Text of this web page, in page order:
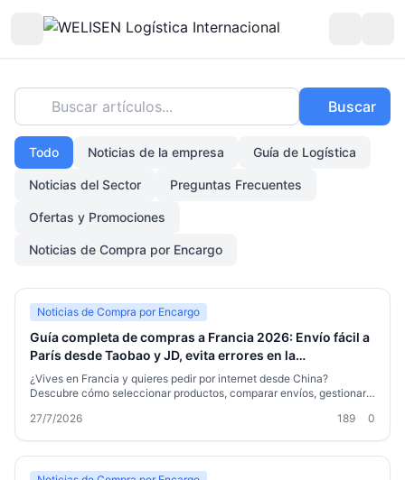
Buscar artículos... Buscar
Todo Noticias de la empresa Guía de Logística
Noticias del Sector Preguntas Frecuentes
Ofertas y Promociones
Noticias de Compra por Encargo
Noticias de Compra por Encargo
Guía completa de compras a Francia 2026: Envío fácil a
París desde Taobao y JD, evita errores en la
consolidación
¿Vives en Francia y quieres pedir por internet desde China?
Descubre cómo seleccionar productos, comparar envíos, gestionar
y un socio fiable, el proceso es sencillo.
27/7/2026 189 0